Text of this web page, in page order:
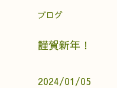
ブログ
謹賀新年！
2024/01/05